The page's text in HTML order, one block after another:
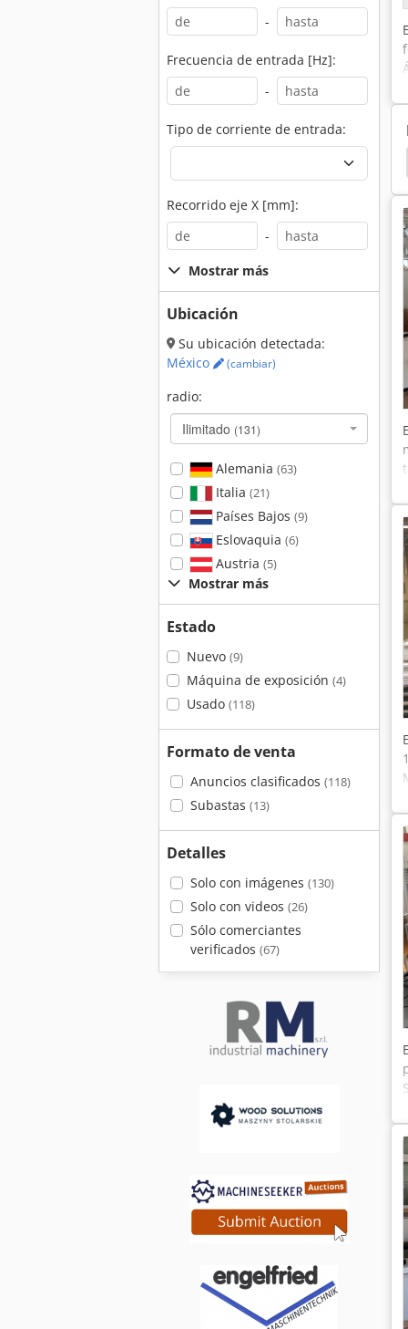
-
Frecuencia de entrada [Hz]:
-
Tipo de corriente de entrada:
Recorrido eje X [mm]:
-
Mostrar más
Ubicación
Su ubicación detectada:
México
(cambiar)
radio:
Ilimitado (131)
Alemania (63)
Italia (21)
Países Bajos (9)
Eslovaquia (6)
Austria (5)
Mostrar más
Estado
Nuevo (9)
Máquina de exposición (4)
Usado (118)
Formato de venta
Anuncios clasificados (118)
Subastas (13)
Detalles
Solo con imágenes (130)
Solo con videos (26)
Sólo comerciantes
verificados (67)
Scm